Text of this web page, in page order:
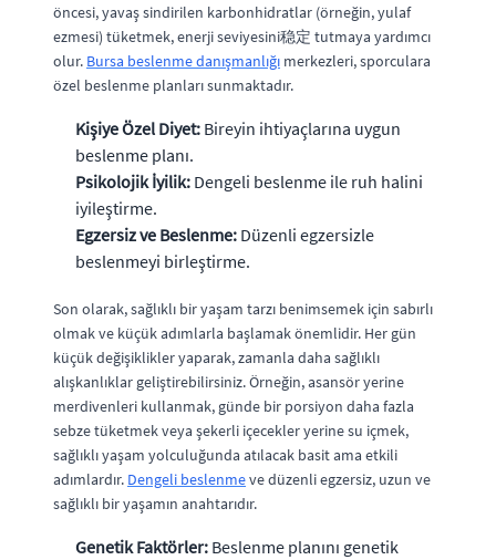
öncesi, yavaş sindirilen karbonhidratlar (örneğin, yulaf
ezmesi) tüketmek, enerji seviyesini稳定 tutmaya yardımcı
olur. Bursa beslenme danışmanlığı merkezleri, sporculara
özel beslenme planları sunmaktadır.
Kişiye Özel Diyet: Bireyin ihtiyaçlarına uygun
beslenme planı.
Psikolojik İyilik: Dengeli beslenme ile ruh halini
iyileştirme.
Egzersiz ve Beslenme: Düzenli egzersizle
beslenmeyi birleştirme.
Son olarak, sağlıklı bir yaşam tarzı benimsemek için sabırlı
olmak ve küçük adımlarla başlamak önemlidir. Her gün
küçük değişiklikler yaparak, zamanla daha sağlıklı
alışkanlıklar geliştirebilirsiniz. Örneğin, asansör yerine
merdivenleri kullanmak, günde bir porsiyon daha fazla
sebze tüketmek veya şekerli içecekler yerine su içmek,
sağlıklı yaşam yolculuğunda atılacak basit ama etkili
adımlardır. Dengeli beslenmeve düzenli egzersiz, uzun ve
sağlıklı bir yaşamın anahtarıdır.
Genetik Faktörler: Beslenme planını genetik